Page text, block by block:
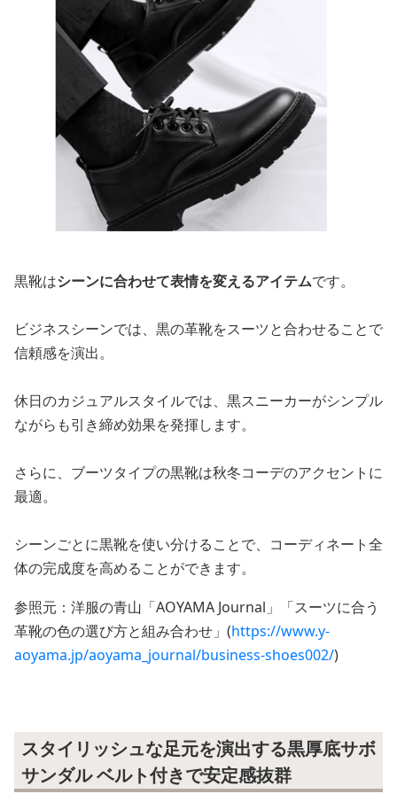
黒靴はシーンに合わせて表情を変えるアイテムです。
ビジネスシーンでは、黒の革靴をスーツと合わせることで
信頼感を演出。
休日のカジュアルスタイルでは、黒スニーカーがシンプル
ながらも引き締め効果を発揮します。
さらに、ブーツタイプの黒靴は秋冬コーデのアクセントに
最適。
シーンごとに黒靴を使い分けることで、コーディネート全
体の完成度を高めることができます。
参照元：洋服の青山「AOYAMA Journal」「スーツに合う
革靴の色の選び方と組み合わせ」(https://www.y-
aoyama.jp/aoyama_journal/business-shoes002/)
スタイリッシュな足元を演出する黒厚底サボ
サンダル ベルト付きで安定感抜群